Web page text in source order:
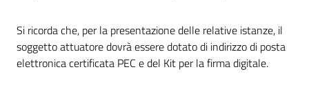
Si ricorda che, per la presentazione delle relative istanze, il
soggetto attuatore dovrà essere dotato di indirizzo di posta
elettronica certificata PEC e del Kit per la firma digitale.